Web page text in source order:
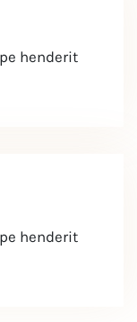
henderit
henderit